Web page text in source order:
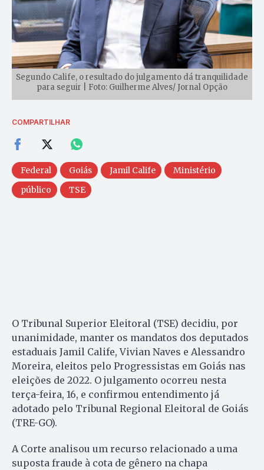
Segundo Calife, o resultado do julgamento dá tranquilidade
para seguir | Foto: Guilherme Alves/ Jornal Opção
COMPARTILHAR
Federal Goiás Jamil Calife
Ministério
público
TSE
O Tribunal Superior Eleitoral (TSE) decidiu, por
unanimidade, manter os mandatos dos deputados
estaduais Jamil Calife, Vivian Naves e Alessandro
Moreira, eleitos pelo Progressistas em Goiás nas
eleições de 2022. O julgamento ocorreu nesta
terça-feira, 16, e confirmou entendimento já
adotado pelo Tribunal Regional Eleitoral de Goiás
(TRE-GO).
A Corte analisou um recurso relacionado a uma
suposta fraude à cota de gênero na chapa